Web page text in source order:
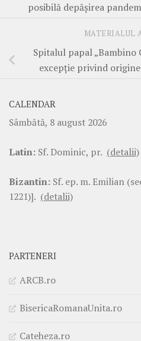
posibilă depășirea
MATERIALUL
Spitalul papal „Bambino
excepție privind
CALENDAR
Sâmbătă, 8 august 2026
Latin: Sf. Dominic, pr. (detalii)
Bizantin: Sf. ep. m. Emilian
1221)]. (detalii)
PARTENERI
ARCB.ro
BisericaRomanaUnita.ro
Cateheza.ro